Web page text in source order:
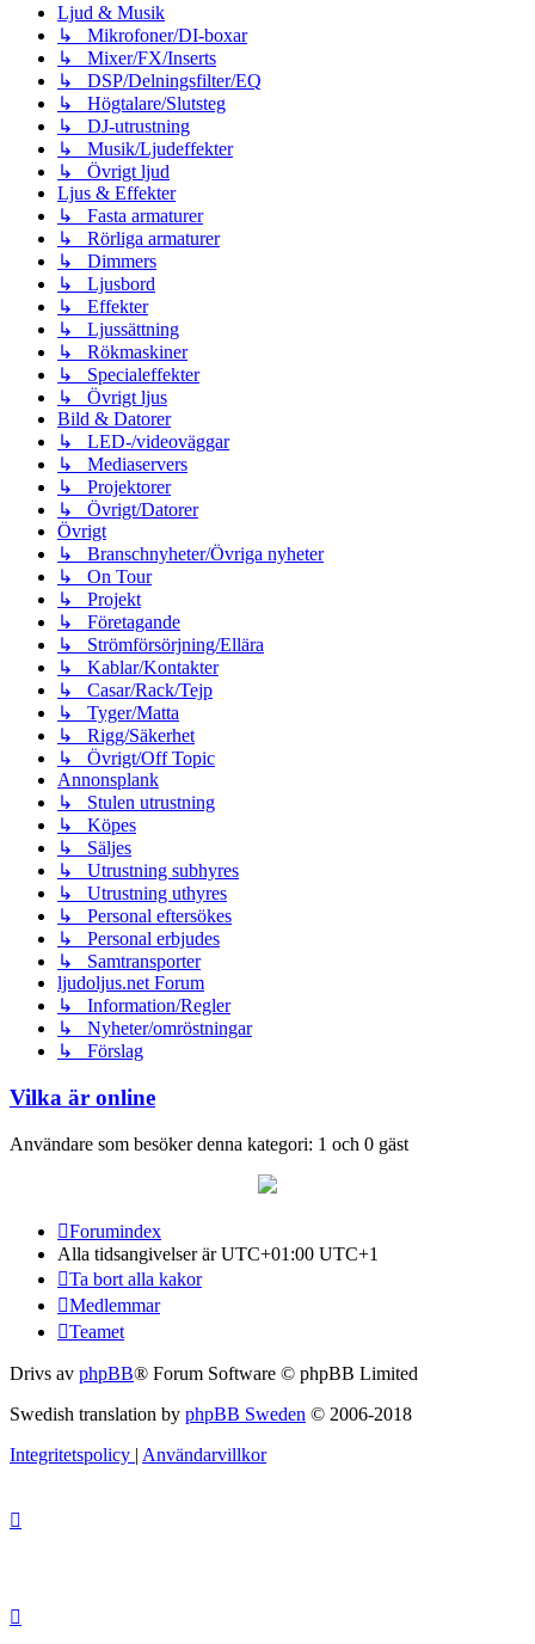
Ljud & Musik
↳ Mikrofoner/DI-boxar
↳ Mixer/FX/Inserts
↳ DSP/Delningsfilter/EQ
↳ Högtalare/Slutsteg
↳ DJ-utrustning
↳ Musik/Ljudeffekter
↳ Övrigt ljud
Ljus & Effekter
↳ Fasta armaturer
↳ Rörliga armaturer
↳ Dimmers
↳ Ljusbord
↳ Effekter
↳ Ljussättning
↳ Rökmaskiner
↳ Specialeffekter
↳ Övrigt ljus
Bild & Datorer
↳ LED-/videoväggar
↳ Mediaservers
↳ Projektorer
↳ Övrigt/Datorer
Övrigt
↳ Branschnyheter/Övriga nyheter
↳ On Tour
↳ Projekt
↳ Företagande
↳ Strömförsörjning/Ellära
↳ Kablar/Kontakter
↳ Casar/Rack/Tejp
↳ Tyger/Matta
↳ Rigg/Säkerhet
↳ Övrigt/Off Topic
Annonsplank
↳ Stulen utrustning
↳ Köpes
↳ Säljes
↳ Utrustning subhyres
↳ Utrustning uthyres
↳ Personal eftersökes
↳ Personal erbjudes
↳ Samtransporter
ljudoljus.net Forum
↳ Information/Regler
↳ Nyheter/omröstningar
↳ Förslag
Vilka är online
Användare som besöker denna kategori: 1 och 0 gäst
Forumindex
Alla tidsangivelser är UTC+01:00 UTC+1
Ta bort alla kakor
Medlemmar
Teamet
Drivs av phpBB® Forum Software © phpBB Limited
Swedish translation by phpBB Sweden © 2006-2018
Integritetspolicy | Användarvillkor